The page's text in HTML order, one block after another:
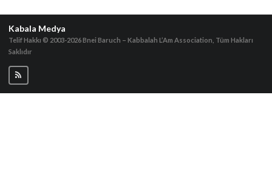
Kabala Medya
Telif Hakkı © 2003-2026Bnei Baruch – Kabbalah L’Am Association, Tüm Hakları
Saklıdır